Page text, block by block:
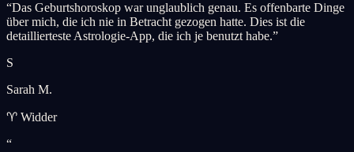
“Das Geburtshoroskop war unglaublich genau. Es offenbarte Dinge
über mich, die ich nie in Betracht gezogen hatte. Dies ist die
detaillierteste Astrologie-App, die ich je benutzt habe.”
S
Sarah M.
♈ Widder
“